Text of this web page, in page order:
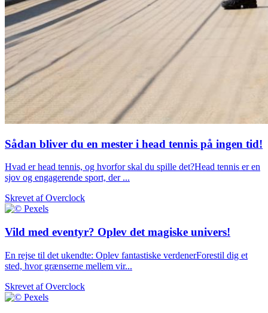
Sådan bliver du en mester i head tennis på ingen tid!
Hvad er head tennis, og hvorfor skal du spille det?Head tennis er en
sjov og engagerende sport, der ...
Skrevet afOverclock
Vild med eventyr? Oplev det magiske univers!
En rejse til det ukendte: Oplev fantastiske verdenerForestil dig et
sted, hvor grænserne mellem vir...
Skrevet afOverclock